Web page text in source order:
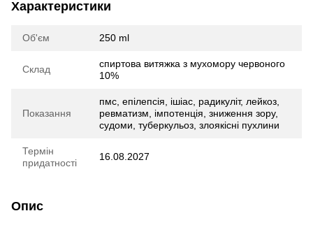
Характеристики
Об'єм 250 ml
Склад
спиртова витяжка з мухомору червоного
10%
Показання
пмс, епілепсія, ішіас, радикуліт, лейкоз,
ревматизм, імпотенція, зниження зору,
судоми, туберкульоз, злоякісні пухлини
Термін
придатності
16.08.2027
Опис